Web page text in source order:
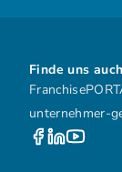
Finde uns
unternehmer-